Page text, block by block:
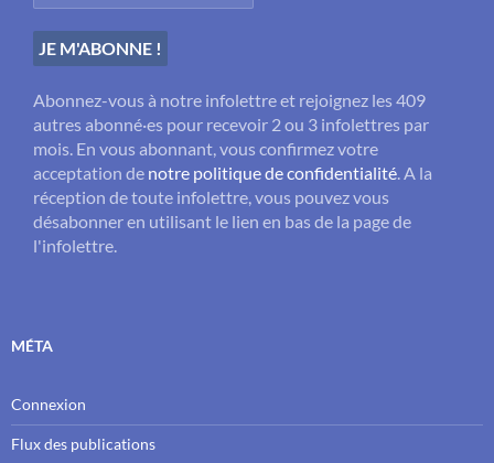
Abonnez-vous à notre infolettre et rejoignez les 409
autres abonné·es pour recevoir 2 ou 3 infolettres par
mois. En vous abonnant, vous confirmez votre
acceptation de notre politique de confidentialité . A la
réception de toute infolettre, vous pouvez vous
désabonner en utilisant le lien en bas de la page de
l'infolettre.
MÉTA
Connexion
Flux des publications